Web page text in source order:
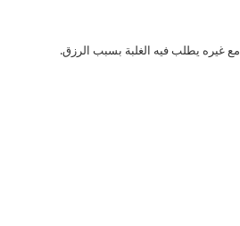
غيره يطلب فيه الغلبة بسبب الرزق.